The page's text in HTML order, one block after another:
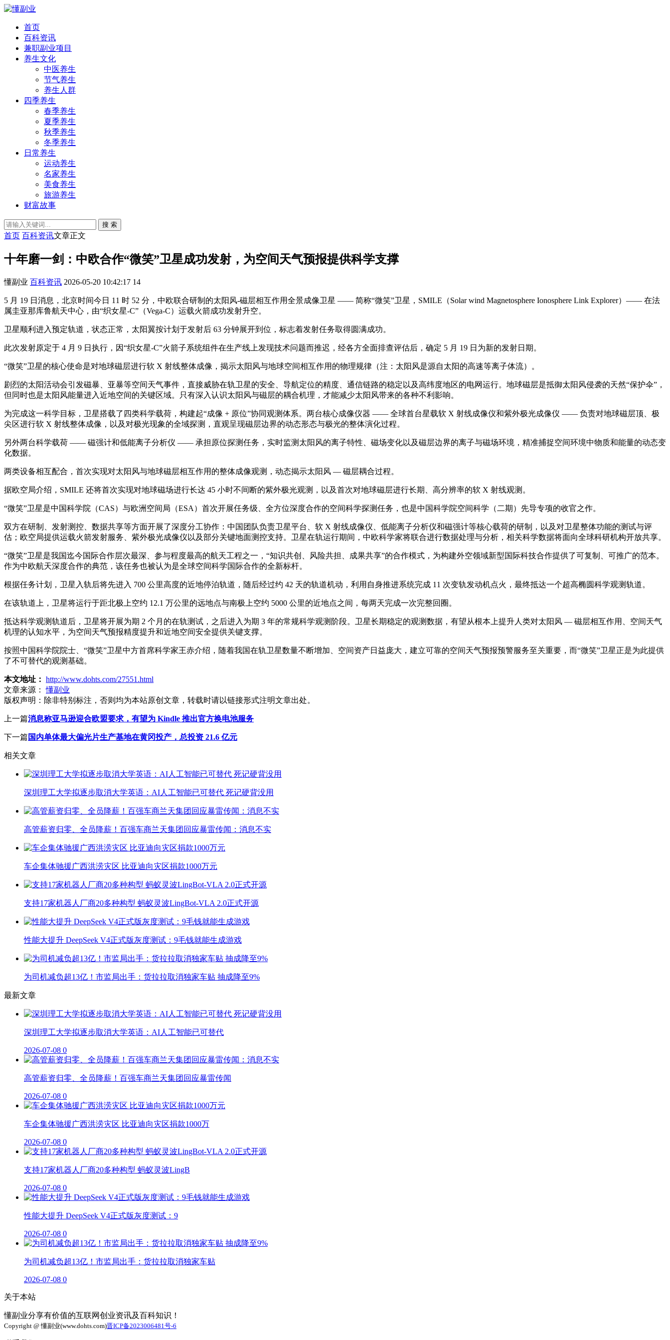
首页
百科资讯
兼职副业项目
养生文化
中医养生
节气养生
养生人群
四季养生
春季养生
夏季养生
秋季养生
冬季养生
日常养生
运动养生
名家养生
美食养生
旅游养生
财富故事
搜 索
首页 百科资讯文章正文
十年磨一剑：中欧合作“微笑”卫星成功发射，为空间天气预报提供科学支撑
懂副业 百科资讯 2026-05-20 10:42:17 14
5 月 19 日消息，北京时间今日 11 时 52 分，中欧联合研制的太阳风-磁层相互作用全景成像卫星 —— 简称“微笑”卫星，SMILE（Solar wind Magnetosphere Ionosphere Link Explorer）—— 在法
属圭亚那库鲁航天中心，由“织女星-C”（Vega-C）运载火箭成功发射升空。
卫星顺利进入预定轨道，状态正常，太阳翼按计划于发射后 63 分钟展开到位，标志着发射任务取得圆满成功。
此次发射原定于 4 月 9 日执行，因“织女星-C”火箭子系统组件在生产线上发现技术问题而推迟，经各方全面排查评估后，确定 5 月 19 日为新的发射日期。
“微笑”卫星的核心使命是对地球磁层进行软 X 射线整体成像，揭示太阳风与地球空间相互作用的物理规律（注：太阳风是源自太阳的高速等离子体流）。
剧烈的太阳活动会引发磁暴、亚暴等空间天气事件，直接威胁在轨卫星的安全、导航定位的精度、通信链路的稳定以及高纬度地区的电网运行。地球磁层是抵御太阳风侵袭的天然“保护伞”，
但同时也是太阳风能量进入近地空间的关键区域。只有深入认识太阳风与磁层的耦合机理，才能减少太阳风带来的各种不利影响。
为完成这一科学目标，卫星搭载了四类科学载荷，构建起“成像 + 原位”协同观测体系。两台核心成像仪器 —— 全球首台星载软 X 射线成像仪和紫外极光成像仪 —— 负责对地球磁层顶、极
尖区进行软 X 射线整体成像，以及对极光现象的全域探测，直观呈现磁层边界的动态形态与极光的整体演化过程。
另外两台科学载荷 —— 磁强计和低能离子分析仪 —— 承担原位探测任务，实时监测太阳风的离子特性、磁场变化以及磁层边界的离子与磁场环境，精准捕捉空间环境中物质和能量的动态变
化数据。
两类设备相互配合，首次实现对太阳风与地球磁层相互作用的整体成像观测，动态揭示太阳风 — 磁层耦合过程。
据欧空局介绍，SMILE 还将首次实现对地球磁场进行长达 45 小时不间断的紫外极光观测，以及首次对地球磁层进行长期、高分辨率的软 X 射线观测。
“微笑”卫星是中国科学院（CAS）与欧洲空间局（ESA）首次开展任务级、全方位深度合作的空间科学探测任务，也是中国科学院空间科学（二期）先导专项的收官之作。
双方在研制、发射测控、数据共享等方面开展了深度分工协作：中国团队负责卫星平台、软 X 射线成像仪、低能离子分析仪和磁强计等核心载荷的研制，以及对卫星整体功能的测试与评
估；欧空局提供运载火箭发射服务、紫外极光成像仪以及部分关键地面测控支持。卫星在轨运行期间，中欧科学家将联合进行数据处理与分析，相关科学数据将面向全球科研机构开放共享。
“微笑”卫星是我国迄今国际合作层次最深、参与程度最高的航天工程之一，“知识共创、风险共担、成果共享”的合作模式，为构建外空领域新型国际科技合作提供了可复制、可推广的范本。
作为中欧航天深度合作的典范，该任务也被认为是全球空间科学国际合作的全新标杆。
根据任务计划，卫星入轨后将先进入 700 公里高度的近地停泊轨道，随后经过约 42 天的轨道机动，利用自身推进系统完成 11 次变轨发动机点火，最终抵达一个超高椭圆科学观测轨道。
在该轨道上，卫星将运行于距北极上空约 12.1 万公里的远地点与南极上空约 5000 公里的近地点之间，每两天完成一次完整回圈。
抵达科学观测轨道后，卫星将开展为期 2 个月的在轨测试，之后进入为期 3 年的常规科学观测阶段。卫星长期稳定的观测数据，有望从根本上提升人类对太阳风 — 磁层相互作用、空间天气
机理的认知水平，为空间天气预报精度提升和近地空间安全提供关键支撑。
按照中国科学院院士、“微笑”卫星中方首席科学家王赤介绍，随着我国在轨卫星数量不断增加、空间资产日益庞大，建立可靠的空间天气预报预警服务至关重要，而“微笑”卫星正是为此提供
了不可替代的观测基础。
本文地址： http://www.dohts.com/27551.html
文章来源：
懂副业
版权声明： 除非特别标注，否则均为本站原创文章，转载时请以链接形式注明文章出处。
上一篇消息称亚马逊迎合欧盟要求，有望为 Kindle 推出官方换电池服务
下一篇 国内单体最大偏光片生产基地在黄冈投产，总投资 21.6 亿元
相关文章
深圳理工大学拟逐步取消大学英语：AI人工智能已可替代 死记硬背没用
高管薪资归零、全员降薪！百强车商兰天集团回应暴雷传闻：消息不实
车企集体驰援广西洪涝灾区 比亚迪向灾区捐款1000万元
支持17家机器人厂商20多种构型 蚂蚁灵波LingBot-VLA 2.0正式开源
性能大提升 DeepSeek V4正式版灰度测试：9毛钱就能生成游戏
为司机减负超13亿！市监局出手：货拉拉取消独家车贴 抽成降至9%
最新文章
深圳理工大学拟逐步取消大学英语：AI人工智能已可替代
2026-07-08 0
高管薪资归零、全员降薪！百强车商兰天集团回应暴雷传闻
2026-07-08 0
车企集体驰援广西洪涝灾区 比亚迪向灾区捐款1000万
2026-07-08 0
支持17家机器人厂商20多种构型 蚂蚁灵波LingB
2026-07-08 0
性能大提升 DeepSeek V4正式版灰度测试：9
2026-07-08 0
为司机减负超13亿！市监局出手：货拉拉取消独家车贴
2026-07-08 0
关于本站
懂副业分享有价值的互联网创业资讯及百科知识！
Copyright @ 懂副业(www.dohts.com)晋ICP备2023006481号-6